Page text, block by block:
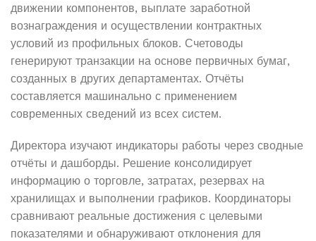
движении компонентов, выплате заработной
вознаграждения и осуществлении контрактных
условий из профильных блоков. Счетоводы
генерируют транзакции на основе первичных бумаг,
созданных в других департаментах. Отчёты
составляется машинально с применением
современных сведений из всех систем.
Директора изучают индикаторы работы через сводные
отчёты и дашборды. Решение консолидирует
информацию о торговле, затратах, резервах на
хранилищах и выполнении графиков. Координаторы
сравнивают реальные достижения с целевыми
показателями и обнаруживают отклонения для